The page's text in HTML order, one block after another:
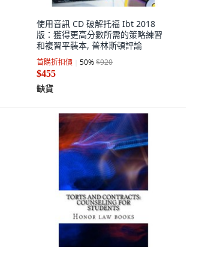
使用音訊 CD 破解托福 Ibt 2018
版：獲得更高分數所需的策略練習
和複習平裝本, 普林斯頓評論
首購折扣價 50%$920
$455
缺貨